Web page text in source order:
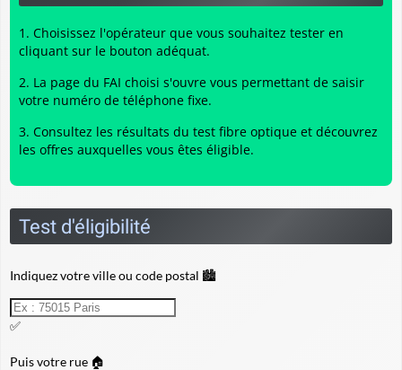
Choisissez l'opérateur que vous souhaitez tester en
cliquant sur le bouton adéquat.
La page du FAI choisi s'ouvre vous permettant de saisir
votre numéro de téléphone fixe.
Consultez les résultats du test fibre optique et découvrez
les offres auxquelles vous êtes éligible.
Test d'éligibilité
Indiquez votre ville ou code postal 🏙️
✅
Puis votre rue 🏠